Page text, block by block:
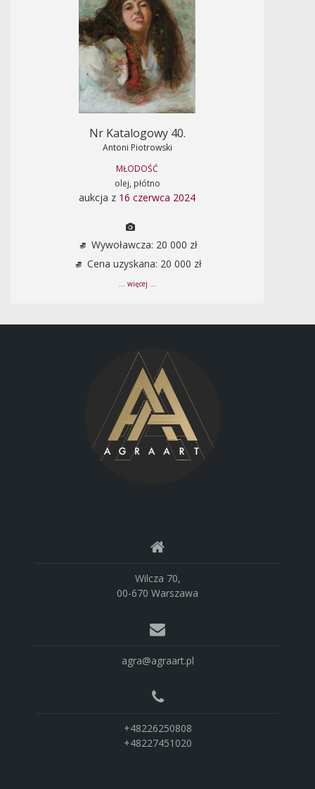
Nr Katalogowy 40.
Antoni Piotrowski
MŁODOŚĆ
olej, płótno
aukcja z 16 czerwca 2024
Wywoławcza: 20 000 zł
Cena uzyskana: 20 000 zł
... więcej ...
Wilcza 70,
00-670 Warszawa
agra@agraart.pl
+48226250808
+48227451020